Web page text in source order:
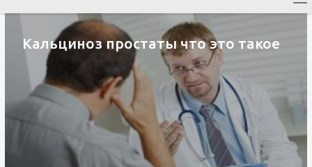
Кальциноз простаты что это такое